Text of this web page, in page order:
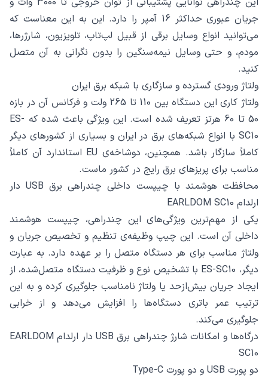
جریان عبوری حداکثر 16 آمپر را دارد. این به این معناست که
می‌توانید انواع وسایل برقی از قبیل لپ‌تاپ، تلویزیون، شارژرها،
مودم، و حتی وسایل نیمه‌سنگین را بدون نگرانی به آن متصل
کنید.
ولتاژ ورودی گسترده و سازگاری با شبکه برق ایران
ولتاژ کاری این دستگاه بین 110 تا 265 ولت و فرکانس آن در بازه
50 تا 60 هرتز تعریف شده است. این ویژگی باعث شده که ES-
SC10 با انواع شبکه‌های برق در ایران و بسیاری از کشورهای دیگر
کاملاً سازگار باشد. همچنین، دوشاخه‌ی EU استاندارد آن کاملاً
مناسب برای پریزهای برق رایج در کشور ماست.
محافظت هوشمند با چیپست داخلی چندراهی برق USB دار
ارلدام EARLDOM SC10
یکی از مهم‌ترین ویژگی‌های این چندراهی، چیپست هوشمند
داخلی آن است. این چیپ وظیفه‌ی تنظیم و تخصیص جریان و
ولتاژ مناسب برای هر دستگاه متصل را بر عهده دارد. به عبارت
دیگر، ES-SC10 با تشخیص نوع و ظرفیت دستگاه متصل‌شده، از
ایجاد جریان بیش‌ازحد یا ولتاژ نامناسب جلوگیری کرده و به این
ترتیب عمر باتری دستگاه‌ها را افزایش می‌دهد و از خرابی
جلوگیری می‌کند.
درگاه‌ها و امکانات شارژ چندراهی برق USB دار ارلدام EARLDOM
SC10
دو پورت USB و دو پورت Type-C